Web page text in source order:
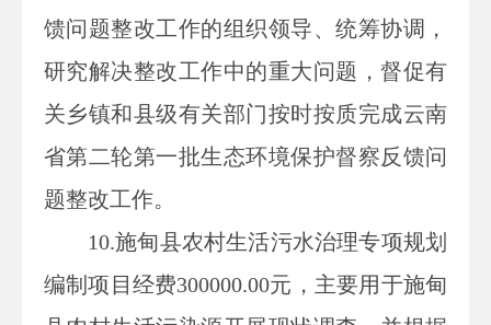
馈问题整改工作的组织领导、统筹协调，
研究解决整改工作中的重大问题，督促有
关乡镇和县级有关部门按时按质完成云南
省第二轮第一批生态环境保护督察反馈问
题整改工作。
10.施甸县农村生活污水治理专项规划
编制项目经费300000.00元，主要用于施甸